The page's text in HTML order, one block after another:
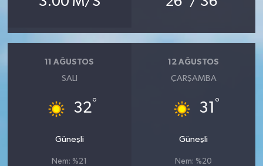
11 AĞUSTOS
SALI
32°
Güneşli
Nem: %21
12 AĞUSTOS
ÇARŞAMBA
31 °
Güneşli
Nem: %20
İş Dünyası
Jandarma
Kadın